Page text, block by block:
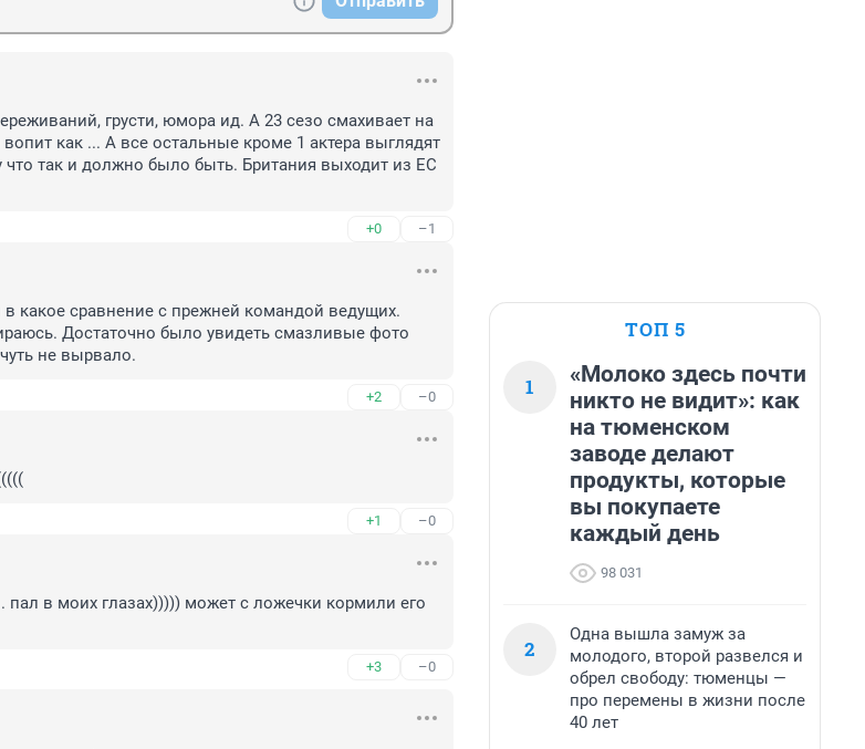
грусти, юмора ид. А 23 сезо смахивает на
как ... А все остальные кроме 1 актера выглядят
так и должно было быть. Британия выходит из ЕС
+0 –1
какое сравнение с прежней командой ведущих.
Достаточно было увидеть смазливые фото
не вырвало.
+2 –0
+1 –0
в моих глазах))))) может с ложечки кормили его
+3 –0
ТОП 5
1
«Молоко здесь почти
никто не видит»: как
на тюменском
заводе делают
продукты, которые
вы покупаете
каждый день
98 031
2
Одна вышла замуж за
молодого, второй развелся и
обрел свободу: тюменцы —
про перемены в жизни после
40 лет